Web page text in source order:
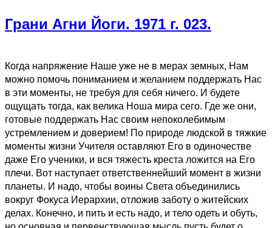
Грани Агни Йоги. 1971 г. 023.
Когда напряжение Наше уже не в мерах земных, Нам
можно помочь пониманием и желанием поддержать Нас
в эти моменты, не требуя для себя ничего. И будете
ощущать тогда, как велика Ноша мира сего. Где же они,
готовые поддержать Нас своим непоколебимым
устремлением и доверием! По природе людской в тяжкие
моменты жизни Учителя оставляют Его в одиночестве
даже Его ученики, и вся тяжесть креста ложится на Его
плечи. Вот наступает ответственнейший момент в жизни
планеты. И надо, чтобы воины Света объединились
вокруг Фокуса Иерархии, отложив заботу о житейских
делах. Конечно, и пить и есть надо, и тело одеть и обуть,